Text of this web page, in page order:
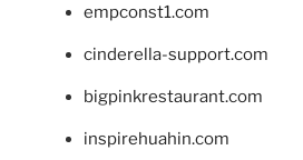
empconst1.com
cinderella-support.com
bigpinkrestaurant.com
inspirehuahin.com